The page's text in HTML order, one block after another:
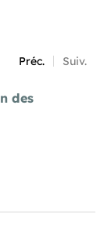
Préc. Suiv.
des